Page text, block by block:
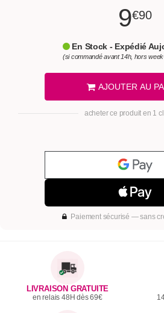
9€90
En Stock - Expédié
(si commandé avant 14h, hors
AJOUTER AU
acheter ce produit en 1
Paiement sécurisé — sans
LIVRAISON GRATUITE
en relais 48H dès 69€